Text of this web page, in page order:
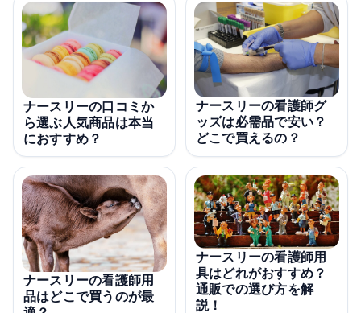
ナースリーの口コミか
ら選ぶ人気商品は本当
におすすめ？
ナースリーの看護師グ
ッズは必需品で安い？
どこで買えるの？
ナースリーの看護師用
品はどこで買うのが最
ナースリーの看護師用
具はどれがおすすめ？
通販での選び方を解
説！